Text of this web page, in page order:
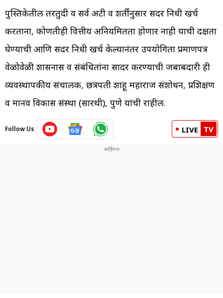
पुस्तिकेतील तरतुदी व सर्व अटी व शर्तीनुसार सदर निधी खर्च
करताना, कोणतीही वित्तीय अनियमितता होणार नाही याची दक्षता
घेण्याची आणि सदर निधी खर्च केल्यानंतर उपयोगिता प्रमाणपत्र
वेळोवेळी शासनास व संबंधितांना सादर करण्याची जबाबदारी ही
व्यवस्थापकीय संचालक, छत्रपती शाहू महाराज संशोधन, प्रशिक्षण
व मानव विकास संस्था (सारथी), पुणे यांची राहील.
Follow Us LIVE TV